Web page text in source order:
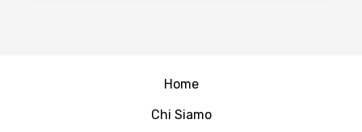
Home
Chi Siamo